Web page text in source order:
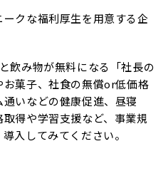
クな福利厚生を用意する企
飲み物が無料になる「社長の
菓子、社食の無償or低価格
いなどの健康促進、昼寝
取得や学習支援など、事業規
入してみてください。